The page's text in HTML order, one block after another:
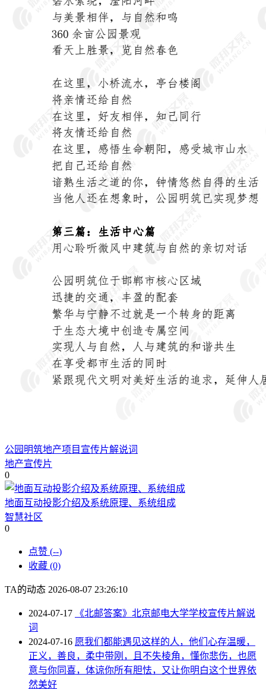
公园明筑地产项目宣传片解说词
地产宣传片
0
地面互动投影介绍及系统原理、系统组成
智慧社区
0
点赞 (--)
收藏 (0)
TA的动态 2026-08-07 23:26:10
2024-07-17
《北邮答案》北京邮电大学学校宣传片解说
词
2024-07-16 愿我们都能遇见这样的人，他们心存温暖，
正义，善良，柔中带刚，且不失棱角，懂你悲伤，也愿
意与你同喜，体谅你所有胆怯，又让你明白这个世界依
然美好